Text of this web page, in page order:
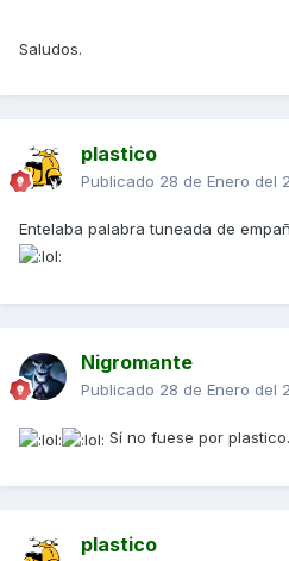
Saludos.
plastico
Publicado 28 de Enero del
Entelaba palabra tuneada de
Nigromante
Publicado 28 de Enero del
Sí no fuese por
plastico